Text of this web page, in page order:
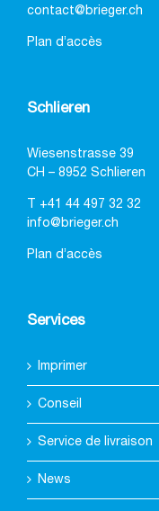
contact@brieger.ch
Plan d’accès
Schlieren
Wiesenstrasse 39
CH – 8952 Schlieren
+41 44 497 32 32
info@brieger.ch
Plan d’accès
Services
Imprimer
Conseil
Service de livraison
News